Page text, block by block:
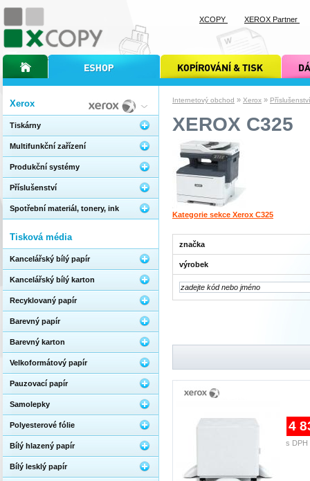
Internetový obchod » Xerox » Příslušenství
XEROX C325
Kategorie sekce Xerox C325
značka
výrobek
4
s DPH
Xerox
Tiskárny
Multifunkční zařízení
Produkční systémy
Příslušenství
Spotřební materiál, tonery, ink
Tisková média
Kancelářský bílý papír
Kancelářský bílý karton
Recyklovaný papír
Barevný papír
Barevný karton
Velkoformátový papír
Pauzovací papír
Samolepky
Polyesterové fólie
Bílý hlazený papír
Bílý lesklý papír
úvodní stránka xcopyinternetový obchod xcopy kopírování a tisk xcopy dárkové
XCOPY XEROX Partner